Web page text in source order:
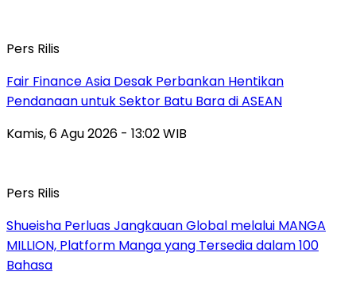
Pers Rilis
Fair Finance Asia Desak Perbankan Hentikan
Pendanaan untuk Sektor Batu Bara di ASEAN
Kamis, 6 Agu 2026 - 13:02 WIB
Pers Rilis
Shueisha Perluas Jangkauan Global melalui MANGA
MILLION, Platform Manga yang Tersedia dalam 100
Bahasa